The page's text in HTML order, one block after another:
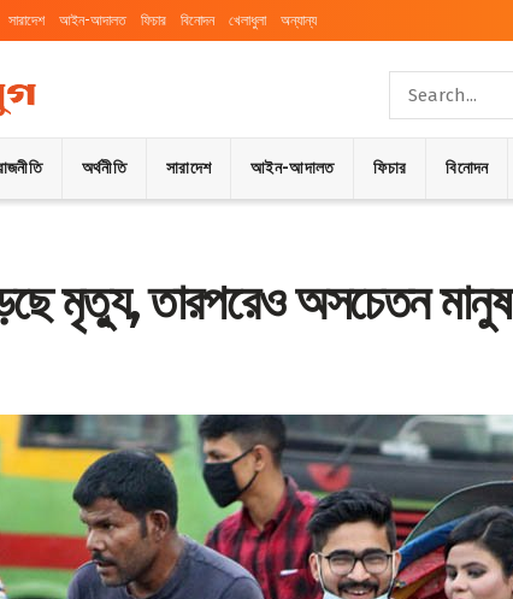
সারাদেশ আইন-আদালত ফিচার বিনোদন খেলাধুলা অন্যান্য
অর্থনীতি সারাদেশ আইন-আদালত ফিচার বিনোদন
মৃত্যু, তারপরেও অসচেতন মানুষ